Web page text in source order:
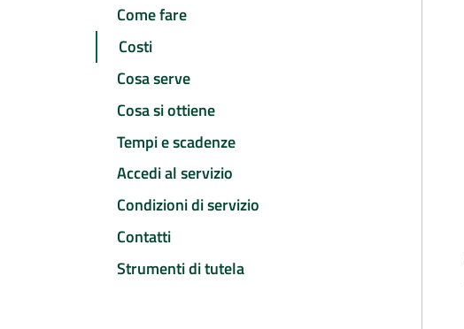
Come fare
Costi
Cosa serve
Cosa si ottiene
Tempi e scadenze
Accedi al servizio
Condizioni di servizio
Contatti
Strumenti di tutela